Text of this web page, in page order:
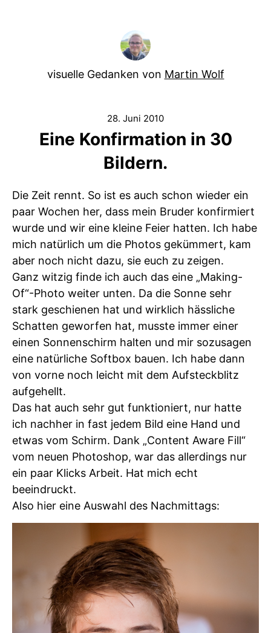
visuelle Gedanken von Martin Wolf
28. Juni 2010
Eine Konfirmation in 30
Bildern.
Die Zeit rennt. So ist es auch schon wieder ein
paar Wochen her, dass mein Bruder konfirmiert
wurde und wir eine kleine Feier hatten. Ich habe
mich natürlich um die Photos gekümmert, kam
aber noch nicht dazu, sie euch zu zeigen.
Ganz witzig finde ich auch das eine „Making-
Of“-Photo weiter unten. Da die Sonne sehr
stark geschienen hat und wirklich hässliche
Schatten geworfen hat, musste immer einer
einen Sonnenschirm halten und mir sozusagen
eine natürliche Softbox bauen. Ich habe dann
von vorne noch leicht mit dem Aufsteckblitz
aufgehellt.
Das hat auch sehr gut funktioniert, nur hatte
ich nachher in fast jedem Bild eine Hand und
etwas vom Schirm. Dank „Content Aware Fill“
vom neuen Photoshop, war das allerdings nur
ein paar Klicks Arbeit. Hat mich echt
beeindruckt.
Also hier eine Auswahl des Nachmittags: